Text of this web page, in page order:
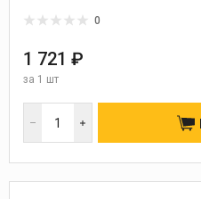
0
1 721 ₽
за 1 шт